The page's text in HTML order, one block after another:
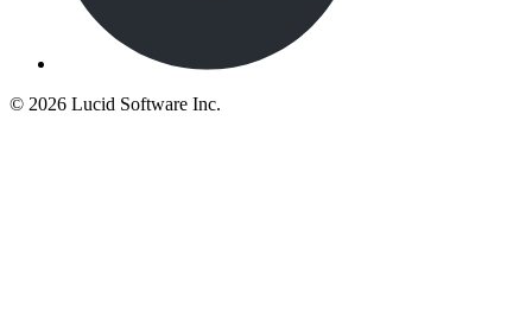
© 2026 Lucid Software Inc.